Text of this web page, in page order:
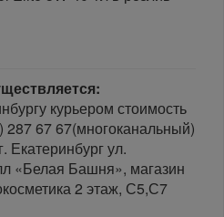
курьером стоимость
287 67 67(многоканальный)
Екатеринбург ул.
«Белая Башня», магазин
2 этаж, С5,С7